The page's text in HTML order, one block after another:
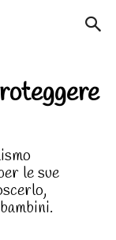
le sue